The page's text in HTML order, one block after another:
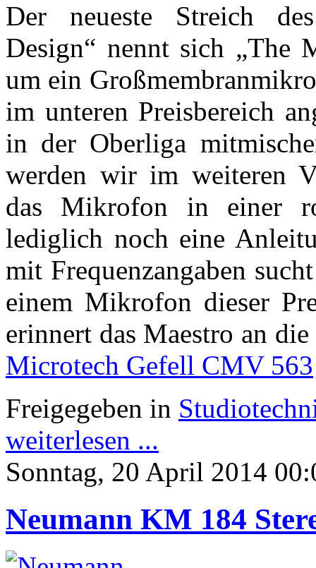
Der neueste Streich
Design“ nennt sich „The
um ein
im unteren Preisbereich
in der Oberliga
werden wir im weiteren
das Mikrofon in einer
lediglich noch eine
mit Frequenzangaben
einem Mikrofon dieser
erinnert das Maestro an
Microtech Gefell CMV 563
Freigegeben in
weiterlesen ...
Sonntag, 20 April 2014
Neumann KM 184